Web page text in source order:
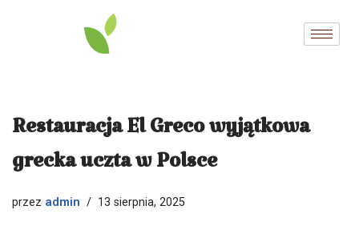
Restauracja El Greco wyjątkowa
grecka uczta w Polsce
przez admin 13 sierpnia, 2025